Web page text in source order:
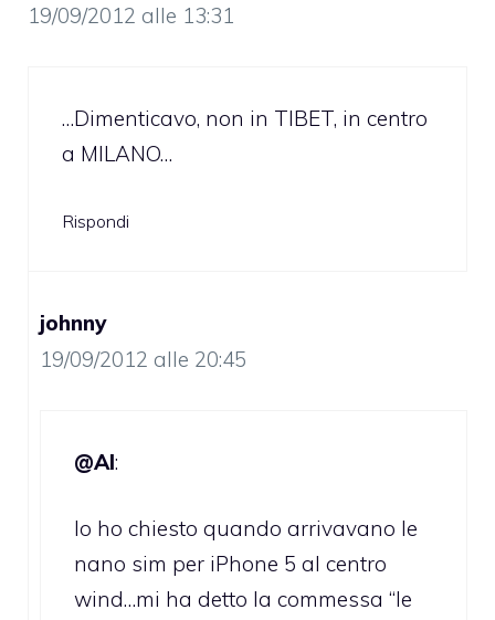
19/09/2012 alle 13:31
…Dimenticavo, non in TIBET, in centro
a MILANO…
Rispondi
johnny
19/09/2012 alle 20:45
@Al:
Io ho chiesto quando arrivavano le
nano sim per iPhone 5 al centro
wind…mi ha detto la commessa “le